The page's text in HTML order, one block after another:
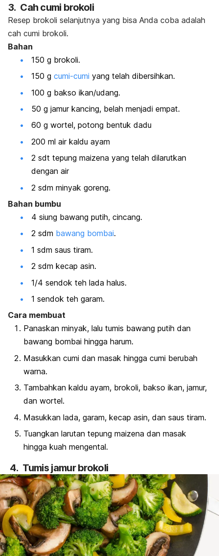
3. Cah cumi brokoli
Resep brokoli selanjutnya yang bisa Anda coba adalah
cah cumi brokoli.
Bahan
150 g brokoli.
150 g cumi-cumi yang telah dibersihkan.
100 g bakso ikan/udang.
50 g jamur kancing, belah menjadi empat.
60 g wortel, potong bentuk dadu
200 ml air kaldu ayam
2 sdt tepung maizena yang telah dilarutkan
dengan air
2 sdm minyak goreng.
Bahan bumbu
4 siung bawang putih, cincang.
2 sdm bawang bombai.
1 sdm saus tiram.
2 sdm kecap asin.
1/4 sendok teh lada halus.
1 sendok teh garam.
Cara membuat
Panaskan minyak, lalu tumis bawang putih dan
bawang bombai hingga harum.
Masukkan cumi dan masak hingga cumi berubah
warna.
Tambahkan kaldu ayam, brokoli, bakso ikan, jamur,
dan wortel.
Masukkan lada, garam, kecap asin, dan saus tiram.
Tuangkan larutan tepung maizena dan masak
hingga kuah mengental.
4. Tumis jamur brokoli